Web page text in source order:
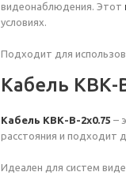
видеонаблюдения. Этот
условиях.
Подходит для
Кабель КВК-
Кабель КВК-В-2x0.75 –
расстояния и подходит
Идеален для систем